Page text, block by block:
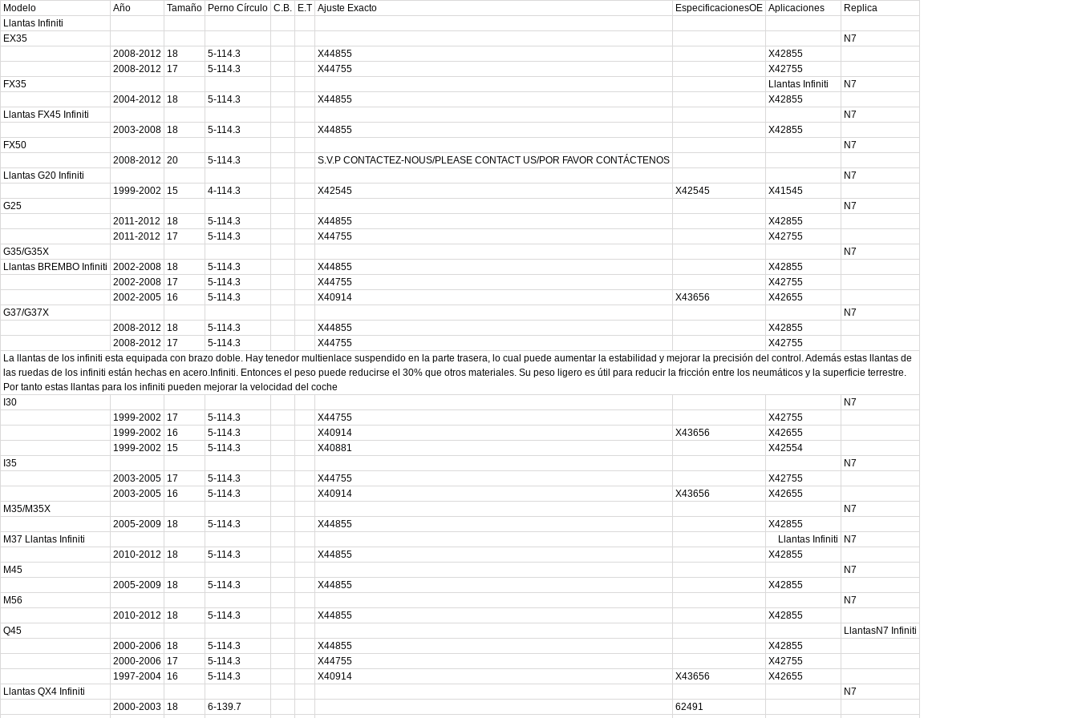
Modelo Año Tamaño Perno Círculo C.B. E.T Ajuste Exacto EspecificacionesOE Aplicaciones
Replica
Llantas Infiniti
EX35
N7
2008-2012
18 5-114.3 X44855
X42855
2008-2012
17 5-114.3 X44755
X42755
FX35
Llantas Infiniti
N7
2004-2012
18 5-114.3 X44855
X42855
Llantas FX45 Infiniti
N7
2003-2008 18 5-114.3 X44855
X42855
FX50
N7
2008-2012 20 5-114.3
S.V.P CONTACTEZ-NOUS/PLEASE CONTACT US/POR FAVOR CONTÁCTENOS
Llantas G20 Infiniti
N7
1999-2002
15 4-114.3 X42545 X42545
X41545
G25
N7
2011-2012
18 5-114.3 X44855
X42855
2011-2012
17 5-114.3 X44755
X42755
G35/G35X
N7
Llantas BREMBO Infiniti 2002-2008 18 5-114.3 X44855
X42855
2002-2008 17 5-114.3 X44755
X42755
2002-2005 16 5-114.3 X40914 X43656
X42655
G37/G37X
N7
2008-2012
18 5-114.3 X44855
X42855
2008-2012
17 5-114.3 X44755
X42755
La llantas de los infiniti esta equipada con brazo doble. Hay tenedor multienlace suspendido en la parte trasera, lo cual puede aumentar la estabilidad y mejorar la precisión del control. Además estas llantas de
las ruedas de los infiniti están hechas en acero.Infiniti. Entonces el peso puede reducirse el 30% que otros materiales. Su peso ligero es útil para reducir la fricción entre los neumáticos y la superficie terrestre.
Por tanto estas llantas para los infiniti pueden mejorar la velocidad del coche
I30
N7
1999-2002
17 5-114.3 X44755
X42755
1999-2002
16 5-114.3 X40914 X43656
X42655
1999-2002
15 5-114.3 X40881
X42554
I35
N7
2003-2005 17 5-114.3 X44755
X42755
2003-2005 16 5-114.3 X40914 X43656
X42655
M35/M35X
N7
2005-2009 18 5-114.3 X44855
X42855
M37 Llantas Infiniti
Llantas Infiniti
N7
2010-2012
18 5-114.3 X44855
X42855
M45
N7
2005-2009 18 5-114.3 X44855
X42855
M56
N7
2010-2012
18 5-114.3 X44855
X42855
Q45
LlantasN7 Infiniti
2000-2006
18 5-114.3 X44855
X42855
2000-2006
17 5-114.3 X44755
X42755
1997-2004 16 5-114.3 X40914 X43656
X42655
Llantas QX4 Infiniti
N7
2000-2003 18 6-139.7
62491